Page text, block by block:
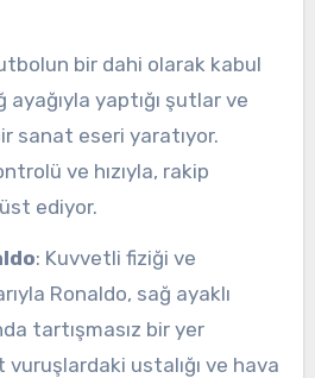
bir dahi olarak kabul
ayağıyla yaptığı şutlar ve
sanat eseri yaratıyor.
ve hızıyla, rakip
ediyor.
: Kuvvetli fiziği ve
Ronaldo, sağ ayaklı
tartışmasız bir yer
vuruşlardaki ustalığı ve hava